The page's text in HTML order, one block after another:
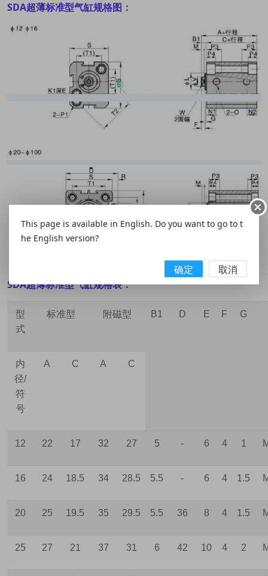
SDA超薄标准型气缸规格图：
SDA超薄标准型气缸规格表：
型
式
标准型 附磁型 B1 D E F G
内
径/
符
号
A C A C
12 22 17 32 27 5 - 6 4 1
16 24 18.5 34 28.5 5.5 - 6 4 1.5
20 25 19.5 35 29.5 5.5 36 8 4 1.5
25 27 21 37 31 6 42 10 4 2
This page is available in English. Do you want to go to t
he English version?
确定 取消